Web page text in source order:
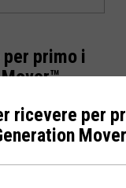
primo i
ricevere per